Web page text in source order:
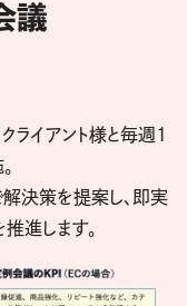
議
ライアント様と毎週1
決策を提案し、即実
進します。